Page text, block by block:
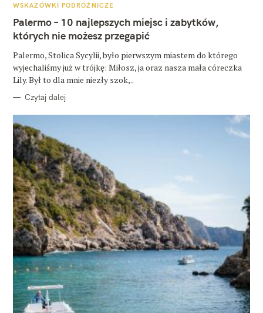
T
G
R
WSKAZÓWKI PODRÓŻNICZE
Palermo – 10 najlepszych miejsc i zabytków,
których nie możesz przegapić
Palermo, Stolica Sycylii, było pierwszym miastem do którego
wyjechaliśmy już w trójkę: Miłosz, ja oraz nasza mała córeczka
Lily. Był to dla mnie niezły szok,..
Czytaj dalej